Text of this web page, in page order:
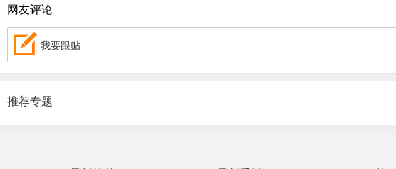
网友评论
我要跟贴
推荐专题